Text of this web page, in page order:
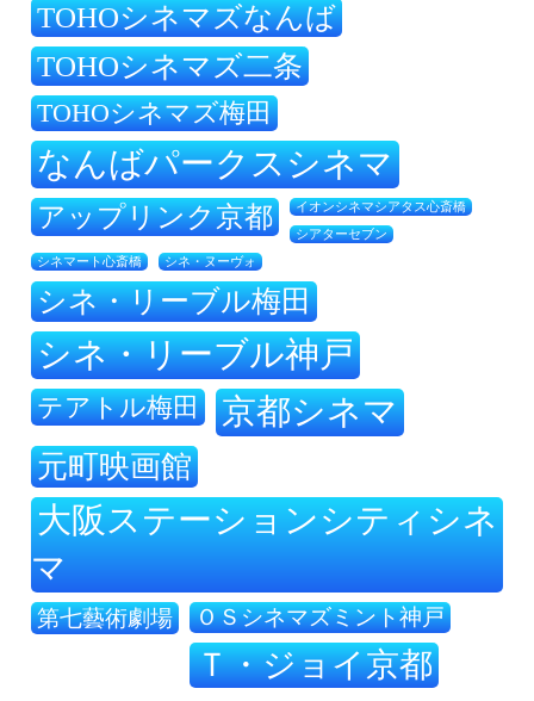
TOHOシネマズなんば
TOHOシネマズ二条
TOHOシネマズ梅田
なんばパークスシネマ
アップリンク京都 イオンシネマシアタス心斎橋
シアターセブン
シネマート心斎橋 シネ・ヌーヴォ
シネ・リーブル梅田
シネ・リーブル神戸
テアトル梅田 京都シネマ
元町映画館
大阪ステーションシティシネ
マ
第七藝術劇場 ＯＳシネマズミント神戸
Ｔ・ジョイ京都